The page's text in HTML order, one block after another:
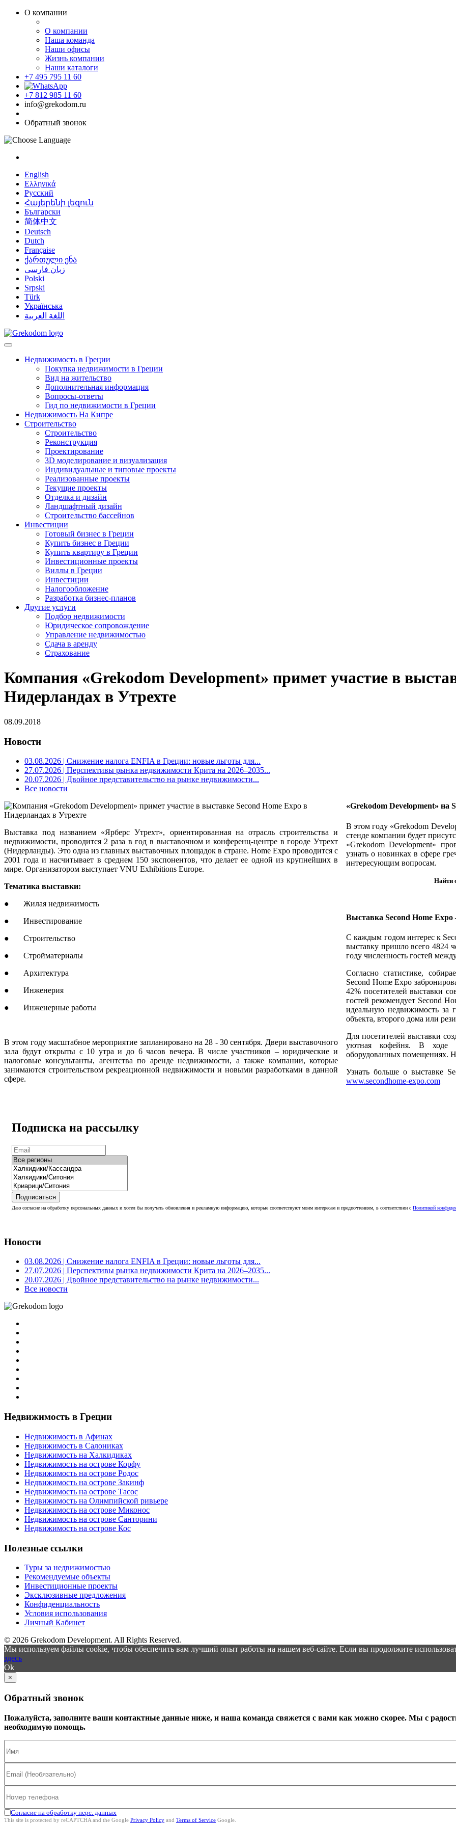
О компании
О компании
Наша команда
Наши офисы
Жизнь компании
Наши каталоги
+7 495 795 11 60
+7 812 985 11 60
info@grekodom.ru
Обратный звонок
English
Ελληνικά
Русский
Հայերենի լեզուն
Български
简体中文
Deutsch
Dutch
Française
ქართული ენა
زبان فارسی
Polski
Srpski
Türk
Українська
اللغة العربية
Недвижимость в Греции
Покупка недвижимости в Греции
Вид на жительство
Дополнительная информация
Вопросы-ответы
Гид по недвижимости в Греции
Недвижимость На Кипре
Строительство
Строительство
Реконструкция
Проектирование
3D моделирование и визуализация
Индивидуальные и типовые проекты
Реализованные проекты
Текущие проекты
Отделка и дизайн
Ландшафтный дизайн
Строительство бассейнов
Инвестиции
Готовый бизнес в Греции
Купить бизнес в Греции
Купить квартиру в Греции
Инвестиционные проекты
Виллы в Греции
Инвестиции
Налогообложение
Разработка бизнес-планов
Другие услуги
Подбор недвижимости
Юридическое сопровождение
Управление недвижимостью
Сдача в аренду
Страхование
Компания «Grekodom Development» примет участие в
Нидерландах в Утрехте
08.09.2018
Новости
03.08.2026 | Снижение налога ENFIA в Греции: новые льготы для...
27.07.2026 | Перспективы рынка недвижимости Крита на 2026–2035...
20.07.2026 | Двойное представительство на рынке недвижимости...
Все новости
Выставка под названием «Ярберс Утрехт», ориентированная на отрасль строительства и
недвижимости, проводится 2 раза в год в выставочном и конференц-центре в городе Утрехт
(Нидерланды). Это одна из главных выставочных площадок в стране. Home Expo проводится с
2001 года и насчитывает в среднем 150 экспонентов, что делает ее одной из крупнейших в
мире. Организатором выступает VNU Exhibitions Europe.
Тематика выставки:
● Жилая недвижимость
● Инвестирование
● Строительство
● Стройматериалы
● Архитектура
● Инженерия
● Инженерные работы
В этом году масштабное мероприятие запланировано на 28 - 30 сентября. Двери выставочного
зала будут открыты с 10 утра и до 6 часов вечера. В числе участников – юридические и
налоговые консультанты, агентства по аренде недвижимости, а также компании, которые
занимаются строительством рекреационной недвижимости и новыми разработками в данной
сфере.
«Grekodom Development» на
В этом году «Grekodom
стенде компании будет
«Grekodom Development»
узнать о новинках в сфере
интересующим вопросам.
Найти
Выставка Second Home Expo
С каждым годом интерес к
выставку пришло всего 4824
году численность гостей
Согласно статистике,
Second Home Expo
42% посетителей выставки
гостей рекомендует Second
идеальную недвижимость за
объекта, второго дома или
Для посетителей выставки
уютная кофейня. В ходе
оборудованных помещениях.
Узнать больше о выставке
www.secondhome-expo.com
Подписка на рассылку
Подписаться
Даю согласие на обработку персональных данных и хотел бы получать обновления и рекламную информацию, которые соответствуют моим интересам и предпочтениям, в соответствии с Политикой
Новости
03.08.2026 | Снижение налога ENFIA в Греции: новые льготы для...
27.07.2026 | Перспективы рынка недвижимости Крита на 2026–2035...
20.07.2026 | Двойное представительство на рынке недвижимости...
Все новости
Недвижимость в Греции
Недвижимость в Афинах
Недвижимость в Салониках
Недвижимость на Халкидиках
Недвижимость на острове Корфу
Недвижимость на острове Родос
Недвижимость на острове Закинф
Недвижимость на острове Тасос
Недвижимость на Олимпийской ривьере
Недвижимость на острове Миконос
Недвижимость на острове Санторини
Недвижимость на острове Кос
Полезные ссылки
Туры за недвижимостью
Рекомендуемые объекты
Инвестиционные проекты
Эксклюзивные предложения
Конфиденциальность
Условия использования
Личный Кабинет
© 2026 Grekodom Development. All Rights Reserved.
Мы используем файлы cookie, чтобы обеспечить вам лучший опыт работы на нашем веб-сайте. Если вы продолжите
здесь
Ok
×
Обратный звонок
Пожалуйста, заполните ваши контактные данные ниже, и наша команда свяжется с вами как можно скорее. Мы с
необходимую помощь.
Согласие на обработку перс. данных
This site is protected by reCAPTCHA and the Google Privacy Policy and Terms of Service Google.